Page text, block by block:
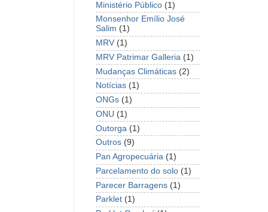
Ministério Público (1)
Monsenhor Emílio José
Salim (1)
MRV (1)
MRV Patrimar Galleria (1)
Mudanças Climáticas (2)
Notícias (1)
ONGs (1)
ONU (1)
Outorga (1)
Outros (9)
Pan Agropecuária (1)
Parcelamento do solo (1)
Parecer Barragens (1)
Parklet (1)